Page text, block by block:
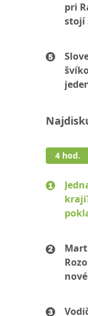
pri
stojí
4 hod.